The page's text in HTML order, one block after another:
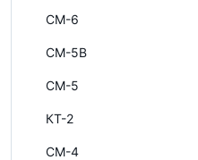
СМ-6
СМ-5В
СМ-5
КТ-2
СМ-4